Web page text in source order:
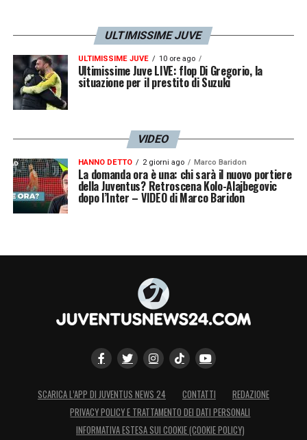
potuto reggerlo».
LA PLAYLIST DELLE NOSTRE TOP NEWS
ULTIMISSIME JUVE
ULTIMISSIME JUVE 10 ore ago
Ultimissime Juve LIVE: flop Di Gregorio, la
situazione per il prestito di Suzuki
VIDEO
HANNO DETTO 2 giorni ago Marco Baridon
La domanda ora è una: chi sarà il nuovo portiere
della Juventus? Retroscena Kolo-Alajbegovic
dopo l’Inter – VIDEO di Marco Baridon
SCARICA L’APP DI JUVENTUS NEWS 24 CONTATTI
REDAZIONE
PRIVACY POLICY E TRATTAMENTO DEI DATI PERSONALI
INFORMATIVA ESTESA SUI COOKIE (COOKIE POLICY)